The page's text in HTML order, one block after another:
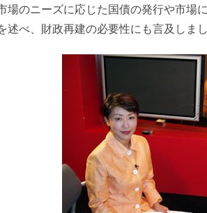
場のニーズに応じた国債の発行や市場
述べ、財政再建の必要性にも言及しま